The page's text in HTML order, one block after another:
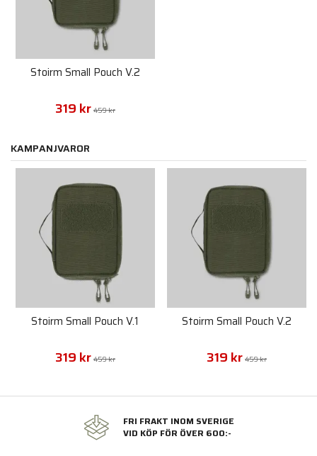
Stoirm Small Pouch V.2
319 kr 459 kr
KAMPANJVAROR
Stoirm Small Pouch V.1
319 kr 459 kr
Stoirm Small Pouch V.2
319 kr 459 kr
FRI FRAKT INOM SVERIGE
VID KÖP FÖR ÖVER 600:-